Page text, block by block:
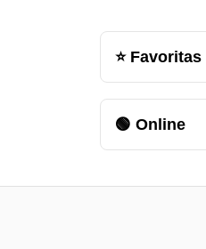
Otras
salas
de
chat
⭐ Favoritas
🟢 Online